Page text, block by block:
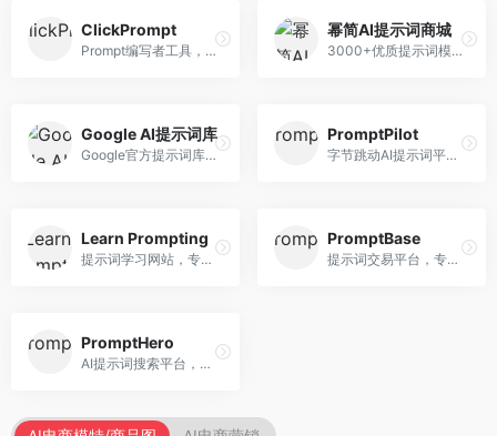
ClickPrompt
Prompt编写者工具，专注于提示词创作辅助。面向提示词创作者，提供提示词编辑、测试、分享等服务，创作工具完善。
幂简AI提示词商城
3000+优质提示词模板平台，专注于中文提示词。面向中文AI用户，提供提示词模板、分类检索、一键使用等服务，中文提示词丰富。
Google AI提示词库
Google官方提示词库，专注于Gemini模型优化。面向开发者，提供官方提示词指南、最佳实践、示例代码等资源，权威性强。
PromptPilot
字节跳动AI提示词平台，专注于提示词优化与管理。面向AI用户，提供提示词优化、效果测试、团队协作等服务，企业级功能完善。
Learn Prompting
提示词学习网站，专注于提示词工程教育。面向AI学习者，提供提示词教程、最佳实践、案例研究等资源，教学内容系统。
PromptBase
提示词交易平台，专注于高质量提示词买卖。面向AI创作者，提供提示词交易、模板购买、创作者收益等服务，提示词质量高。
PromptHero
AI提示词搜索平台，整合多种AI工具提示词资源。面向AI创作者，提供提示词搜索、模板库、社区分享等服务，提示词资源丰富。